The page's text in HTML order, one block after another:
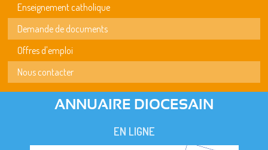
Enseignement catholique
Demande de documents
Offres d'emploi
Nous contacter
ANNUAIRE DIOCESAIN
EN LIGNE